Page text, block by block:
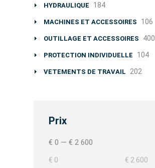
HYDRAULIQUE 184
MACHINES ET ACCESSOIRES 106
OUTILLAGE ET ACCESSOIRES 400
PROTECTION INDIVIDUELLE 104
VETEMENTS DE TRAVAIL 202
Prix
€ 0 — € 2 600
€ 0 € 2 600